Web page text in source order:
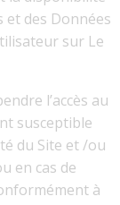
et des Données
sur Le
l’accès au
susceptible
du Site et /ou
en cas de
à